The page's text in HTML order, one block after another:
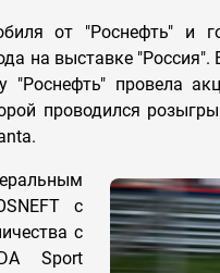
от "Роснефть" и
на выставке
"Роснефть" провела
проводился
с
с
Sport